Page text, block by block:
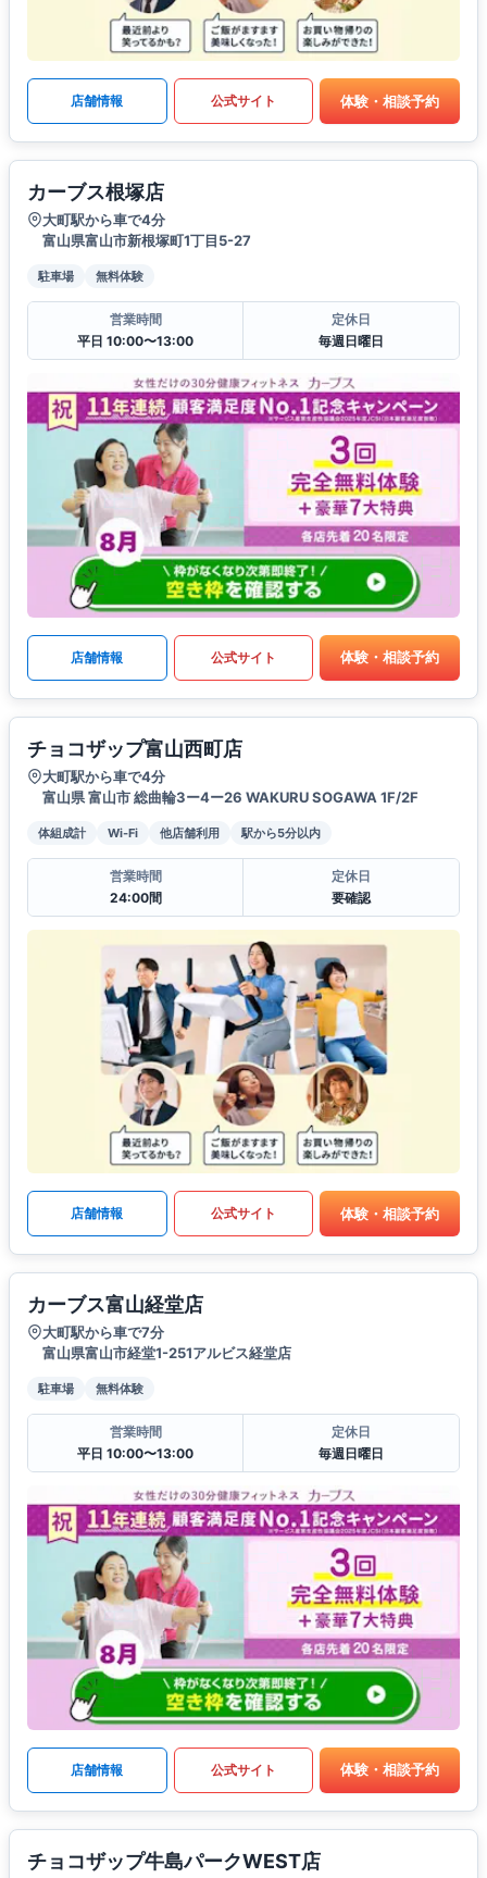
店舗情報 公式サイト 体験・相談予約
カーブス根塚店
大町駅から車で4分
富山県富山市新根塚町1丁目5-27
駐車場 無料体験
営業時間
平日 10:00〜13:00
定休日
毎週日曜日
店舗情報 公式サイト 体験・相談予約
チョコザップ富山西町店
大町駅から車で4分
富山県 富山市 総曲輪3ー4ー26 WAKURU SOGAWA 1F/2F
体組成計 Wi-Fi 他店舗利用 駅から5分以内
営業時間
24:00間
定休日
要確認
店舗情報 公式サイト 体験・相談予約
カーブス富山経堂店
大町駅から車で7分
富山県富山市経堂1-251アルビス経堂店
駐車場 無料体験
営業時間
平日 10:00〜13:00
定休日
毎週日曜日
店舗情報 公式サイト 体験・相談予約
チョコザップ牛島パークWEST店